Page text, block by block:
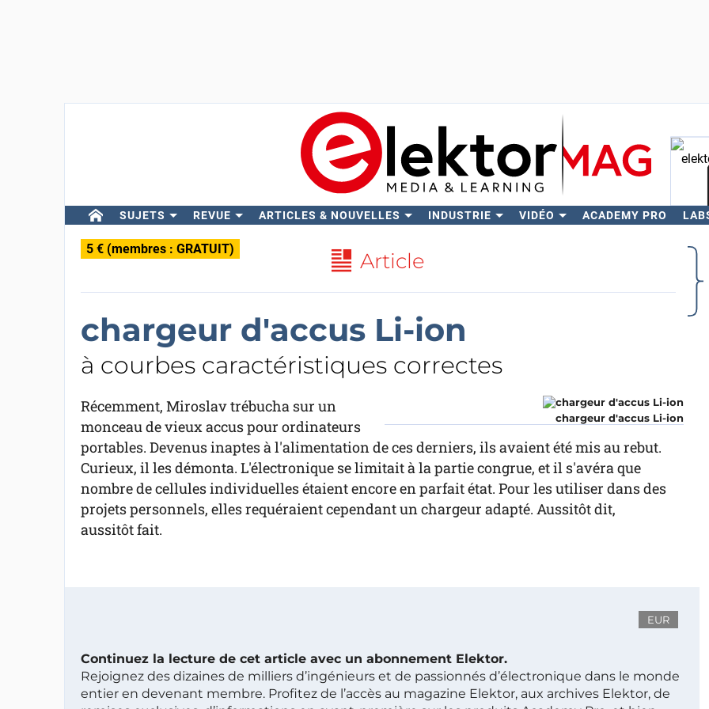
SUJETS REVUE ARTICLES & NOUVELLES INDUSTRIE VIDÉO ACADEMY PRO
5 € (membres : GRATUIT) Article
chargeur d'accus Li-ion
à courbes caractéristiques correctes
chargeur d'accus Li-ion
Récemment, Miroslav trébucha sur un
monceau de vieux accus pour ordinateurs
portables. Devenus inaptes à l'alimentation de ces derniers, ils avaient été mis au rebut.
Curieux, il les démonta. L'électronique se limitait à la partie congrue, et il s'avéra que
nombre de cellules individuelles étaient encore en parfait état. Pour les utiliser dans des
projets personnels, elles requéraient cependant un chargeur adapté. Aussitôt dit,
aussitôt fait.
EUR
Continuez la lecture de cet article avec un abonnement Elektor.
Rejoignez des dizaines de milliers d’ingénieurs et de passionnés d’électronique dans le monde
entier en devenant membre. Profitez de l’accès au magazine Elektor, aux archives Elektor, de